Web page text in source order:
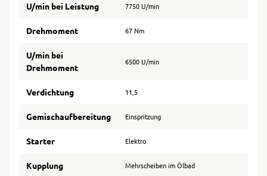
U/min bei Leistung 7750 U/min
Drehmoment 67 Nm
U/min bei
Drehmoment
6500 U/min
Verdichtung 11,5
Gemischaufbereitung Einspritzung
Starter Elektro
Kupplung Mehrscheiben im Ölbad